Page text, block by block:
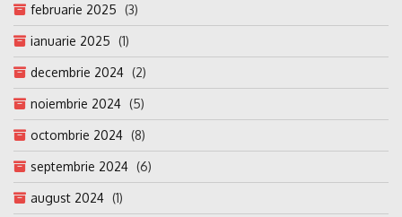
februarie 2025 (3)
ianuarie 2025 (1)
decembrie 2024 (2)
noiembrie 2024 (5)
octombrie 2024 (8)
septembrie 2024 (6)
august 2024 (1)